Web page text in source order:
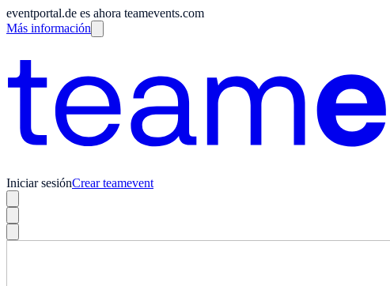
eventportal.de es ahora teamevents.com
Más información
Iniciar sesiónCrear teamevent